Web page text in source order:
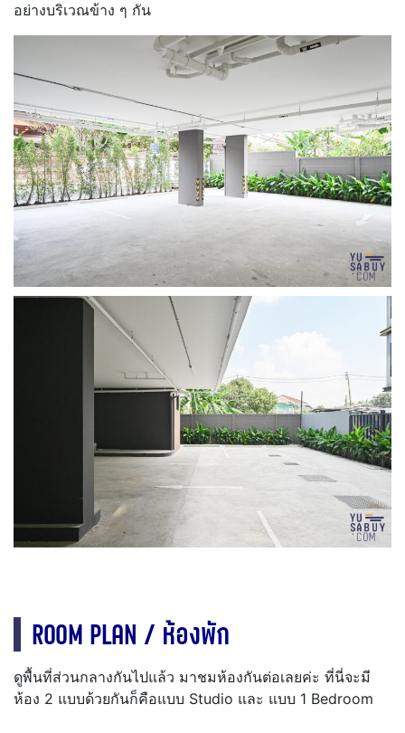
อย่างบริเวณข้าง ๆ กัน
ROOM PLAN / ห้องพัก
ดูพื้นที่ส่วนกลางกันไปแล้ว มาชมห้องกันต่อเลยค่ะ ที่นี่จะมี
ห้อง 2 แบบด้วยกันก็คือแบบ Studio และ แบบ 1 Bedroom